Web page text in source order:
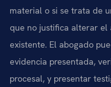
material o si se trata de
que no justifica alterar el
existente. El abogado
evidencia presentada,
procesal, y presentar